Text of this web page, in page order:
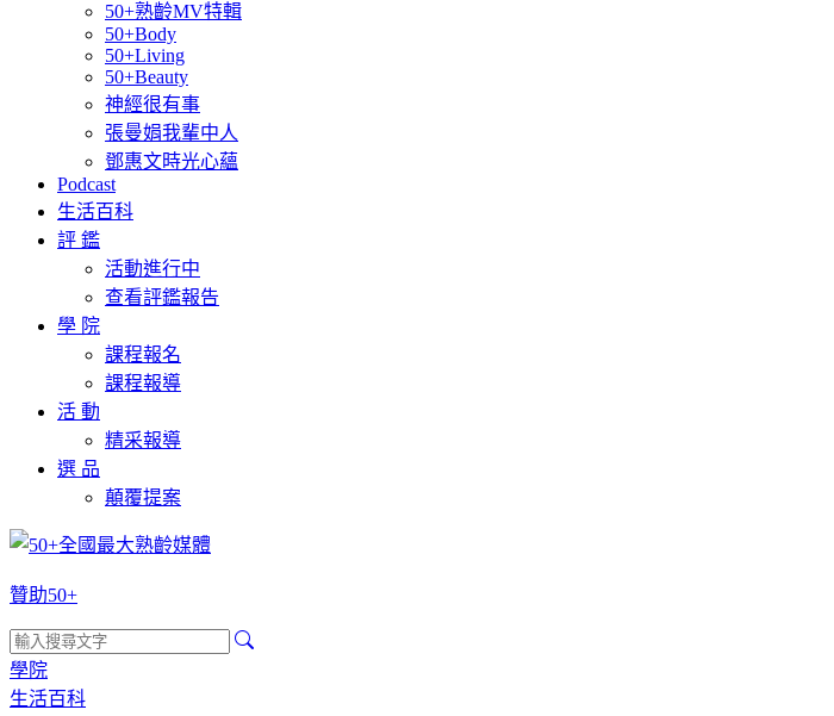
50+熟齡MV特輯
50+Body
50+Living
50+Beauty
神經很有事
張曼娟我輩中人
鄧惠文時光心蘊
Podcast
生活百科
評 鑑
活動進行中
查看評鑑報告
學 院
課程報名
課程報導
活 動
精采報導
選 品
顛覆提案
贊助50+
學院
生活百科